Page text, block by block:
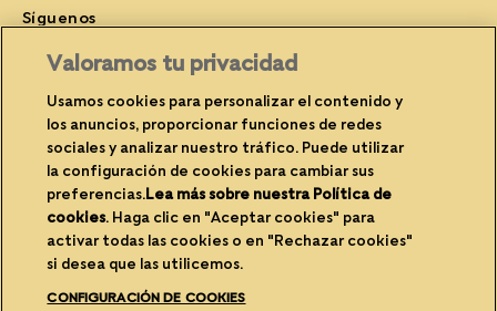
Síguenos
Privacidad(opens in new window) Cookies(opens in new window)
Avisos legales(opens in new window)Contacte con nosotros
Propietario del sitio Accesibilidad (opens in new window)
Reciclabilidad del envase(opens in new window)
Configuración de cookies
Carreras(opens in new window)
Valoramos tu privacidad
Usamos cookies para personalizar el contenido y
los anuncios, proporcionar funciones de redes
sociales y analizar nuestro tráfico. Puede utilizar
la configuración de cookies para cambiar sus
preferencias.Lea más sobre nuestra Política de
cookies(opens in a new tab)
. Haga clic en "Aceptar cookies" para
activar todas las cookies o en "Rechazar cookies"
si desea que las utilicemos.
CONFIGURACIÓN DE COOKIES